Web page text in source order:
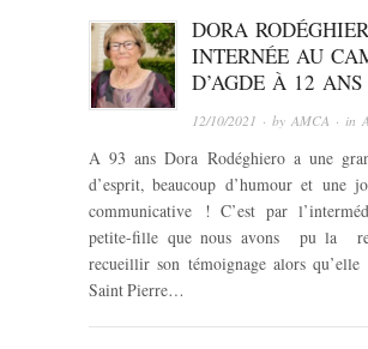
DORA
INTERNÉE AU
D’AGDE À 12 ANS
12/10/2021 · byAMCA · in
A 93 ans Dora Rodéghiero a une
d’esprit, beaucoup d’humour et une
communicative ! C’est par
petite-fille que nous avons pu la
recueillir son témoignage alors qu’elle
Saint Pierre…